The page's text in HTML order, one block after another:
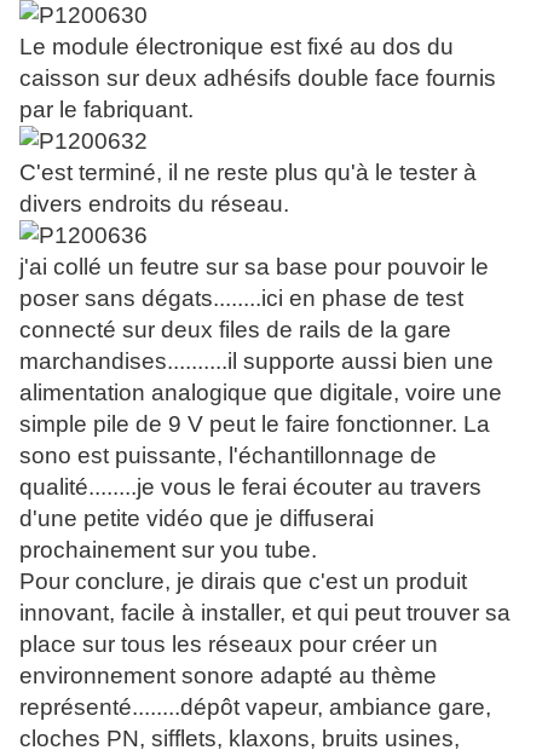
Le module électronique est fixé au dos du
caisson sur deux adhésifs double face fournis
par le fabriquant.
C'est terminé, il ne reste plus qu'à le tester à
divers endroits du réseau.
j'ai collé un feutre sur sa base pour pouvoir le
poser sans dégats........ici en phase de test
connecté sur deux files de rails de la gare
marchandises..........il supporte aussi bien une
alimentation analogique que digitale, voire une
simple pile de 9 V peut le faire fonctionner. La
sono est puissante, l'échantillonnage de
qualité........je vous le ferai écouter au travers
d'une petite vidéo que je diffuserai
prochainement sur you tube.
Pour conclure, je dirais que c'est un produit
innovant, facile à installer, et qui peut trouver sa
place sur tous les réseaux pour créer un
environnement sonore adapté au thème
représenté........dépôt vapeur, ambiance gare,
cloches PN, sifflets, klaxons, bruits usines,